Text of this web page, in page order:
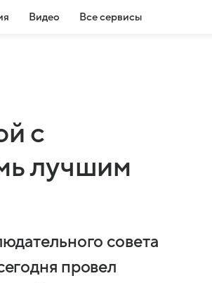
Видео Все сервисы
с
лучшим
совета
провел